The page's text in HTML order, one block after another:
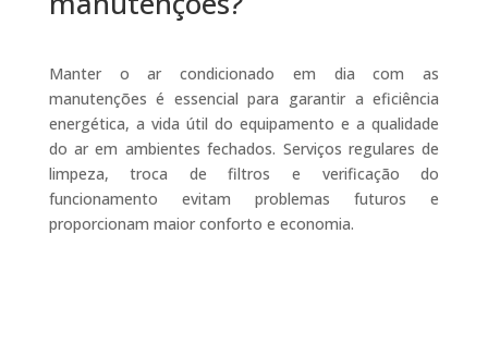
Manter o ar condicionado em dia com as
manutenções é essencial para garantir a eficiência
energética, a vida útil do equipamento e a qualidade
do ar em ambientes fechados. Serviços regulares de
limpeza, troca de filtros e verificação do
funcionamento evitam problemas futuros e
proporcionam maior conforto e economia.